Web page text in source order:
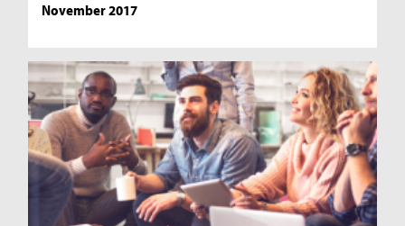
November 2017